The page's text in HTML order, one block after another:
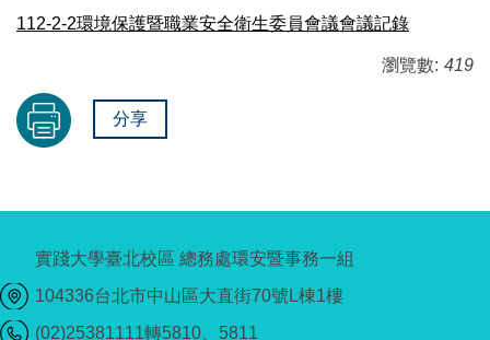
112-2-2環境保護暨職業安全衛生委員會議會議記錄
瀏覽數: 419
分享
實踐大學臺北校區 總務處環安暨事務一組
104336台北市中山區大直街70號L棟1樓
(02)25381111轉5810、5811